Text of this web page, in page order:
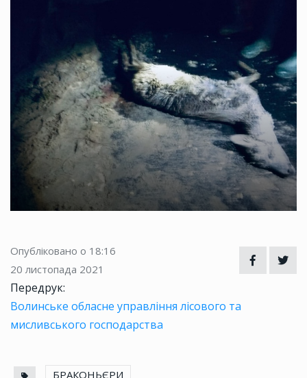
Опубліковано о 18:16
20 листопада 2021
Передрук:
Волинське обласне управління лісового та
мисливського господарства
БРАКОНЬЄРИ